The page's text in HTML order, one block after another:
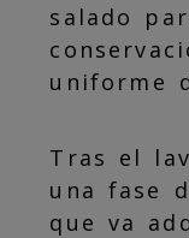
salado
uniforme
Tras el
una fase
que va